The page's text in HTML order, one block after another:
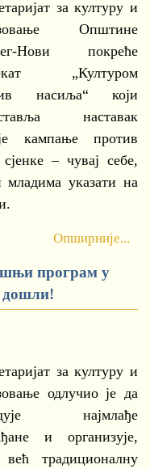
за културу и
Општине
Нови покреће
„Културом
насиља“ који
наставак
кампање против
– чувај себе,
указати на
Опширније...
програм у
дошли!
за културу и
одлучио је да
најмлађе
и организује,
већ традиционалну